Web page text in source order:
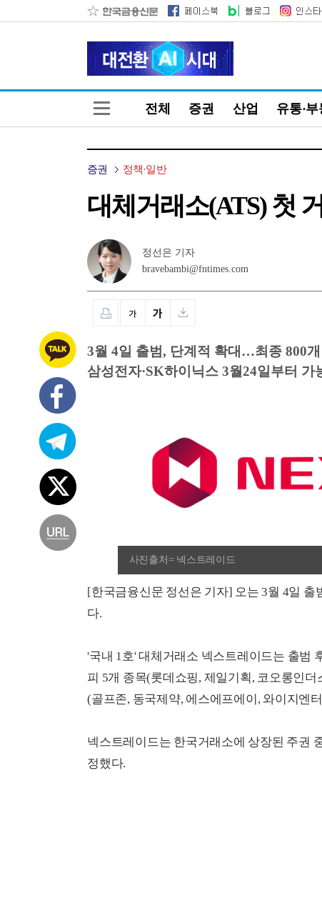
전체 증권 산업 유통·
증권 정책·일반
대체거래소(ATS) 첫
정선은 기자
bravebambi@fntimes.com
3월 4일 출범, 단계적 확대…최종 800개
삼성전자·SK하이닉스 3월24일부터 가
사진출처= 넥스트레이드
[한국금융신문 정선은 기자] 오는 3월 4일 출
다.
'국내 1호' 대체거래소 넥스트레이드는 출범
피 5개 종목(롯데쇼핑, 제일기획, 코오롱인
(골프존, 동국제약, 에스에프에이, 와이지엔
넥스트레이드는 한국거래소에 상장된 주권
정했다.